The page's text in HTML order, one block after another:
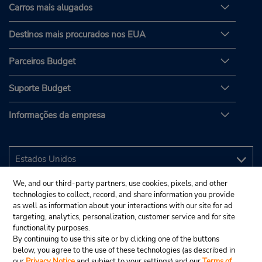
Carros mais alugados
Destinos mais procurados nos EUA
Parceiros Budget
Suporte Budget
Informações da empresa
We, and our third-party partners, use cookies, pixels, and other
technologies to collect, record, and share information you provide
as well as information about your interactions with our site for ad
targeting, analytics, personalization, customer service and for site
functionality purposes.
By continuing to use this site or by clicking one of the buttons
below, you agree to the use of these technologies (as described in